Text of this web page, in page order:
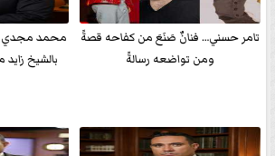
تامر حسني… فنانٌ صَنَعَ من كفاحه قصةً
ومن تواضعه رسالةً
محمد مجدي
بالشيخ